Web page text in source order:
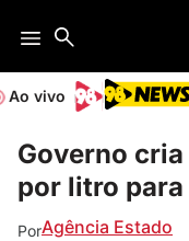
Ao vivo
Governo cria
por litro
PorAgência Estado